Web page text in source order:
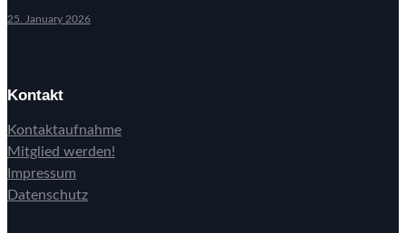
25. January 2026
Kontakt
Kontaktaufnahme
Mitglied werden!
Impressum
Datenschutz